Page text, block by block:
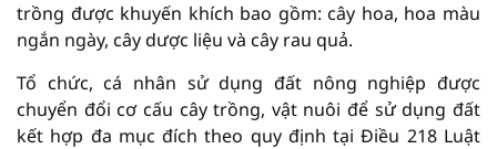
trồng được khuyến khích bao gồm: cây hoa, hoa màu
ngắn ngày, cây dược liệu và cây rau quả.
Tổ chức, cá nhân sử dụng đất nông nghiệp được
chuyển đổi cơ cấu cây trồng, vật nuôi để sử dụng đất
kết hợp đa mục đích theo quy định tại Điều 218 Luật